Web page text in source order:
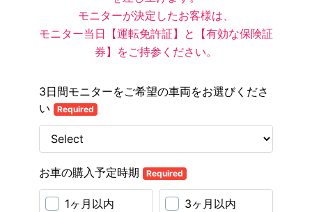
モニターが決定したお客様は、
モニター当日【運転免許証】と【有効な保険証
券】をご持参ください。
3日間モニターをご希望の車両をお選びくださ
い
Required
お車の購入予定時期 Required
1ヶ月以内 3ヶ月以内